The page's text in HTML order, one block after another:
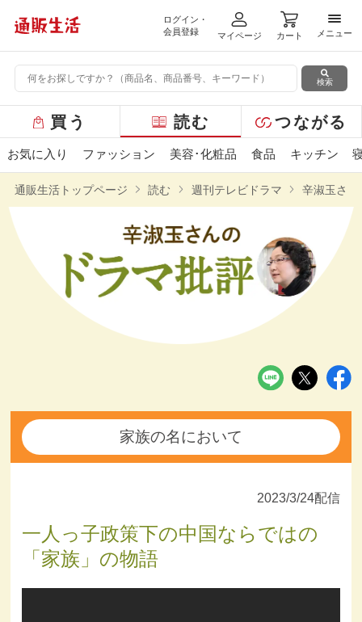
ログイン・
会員登録
マイページ カート
メニ
メニュー
検索
ー
バ
ニ
買う 読む つながる
お気に入り ファッション 美容･化粧品 食品 キッチン
通販生活トップページ 読む 週刊テレビドラマ 辛淑玉さん
家族の名において
2023/3/24配信
一人っ子政策下の中国ならではの
「家族」の物語